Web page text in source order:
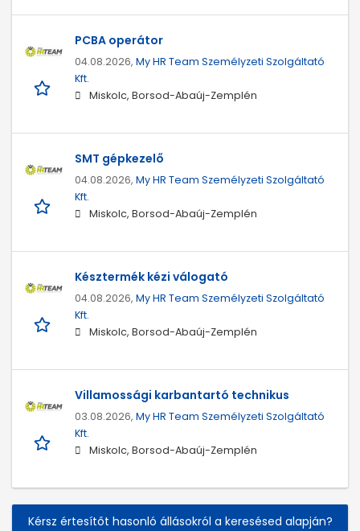
PCBA operátor
04.08.2026, My HR Team Személyzeti Szolgáltató
Kft.
Miskolc, Borsod-Abaúj-Zemplén
SMT gépkezelő
04.08.2026, My HR Team Személyzeti Szolgáltató
Kft.
Miskolc, Borsod-Abaúj-Zemplén
Késztermék kézi válogató
04.08.2026, My HR Team Személyzeti Szolgáltató
Kft.
Miskolc, Borsod-Abaúj-Zemplén
Villamossági karbantartó technikus
03.08.2026, My HR Team Személyzeti Szolgáltató
Kft.
Miskolc, Borsod-Abaúj-Zemplén
Kérsz értesítőt hasonló állásokról a keresésed alapján?